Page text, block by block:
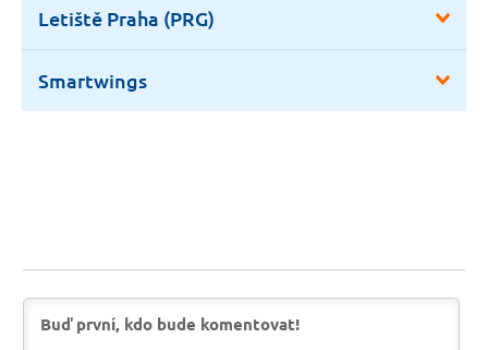
Letiště Praha (PRG)
Smartwings